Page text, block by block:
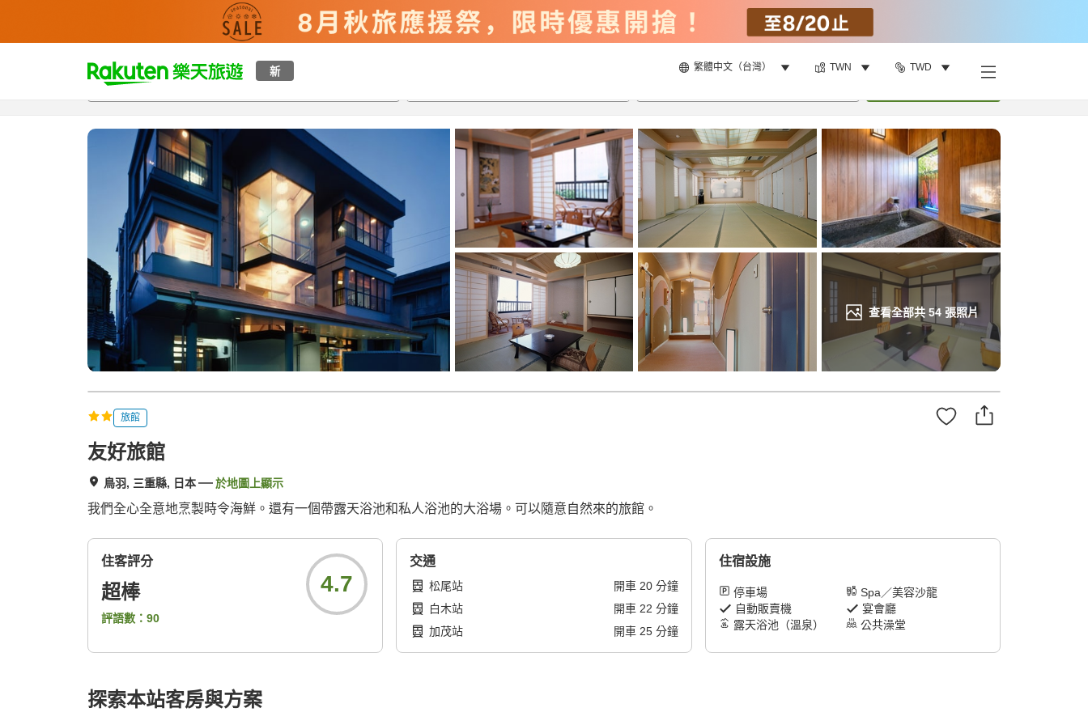
新 繁體中文（台灣） TWN TWD
t
p
a
c
h
查看全部共 54張照片
總覽客房與方案評語設施
旅館
友好旅館
鳥羽, 三重縣, 日本 於地圖上顯示
我們全心全意地烹製時令海鮮。還有一個帶露天浴池和私人浴池的大浴場。可以隨意自然來的旅館。
住客評分
超棒
評語數： 90
4.7
交通
松尾站 開車 20分鐘
白木站
開車 22 分鐘
加茂站
開車 25分鐘
住宿設施
停車場
Spa／美容沙龍
自動販賣機
宴會廳
露天浴池（溫泉）
公共澡堂
探索本站客房與方案